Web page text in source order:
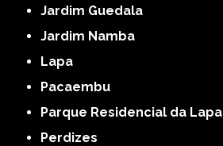
Jardim Guedala
Jardim Namba
Lapa
Pacaembu
Parque Residencial da Lapa
Perdizes